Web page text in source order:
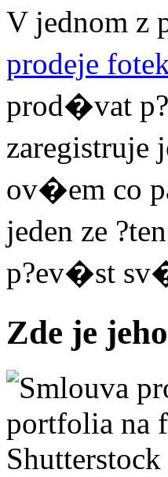
V jednom z
prodeje
prod�vat
zaregistruje
ov�em co
jeden ze
p?ev�st
Zde je